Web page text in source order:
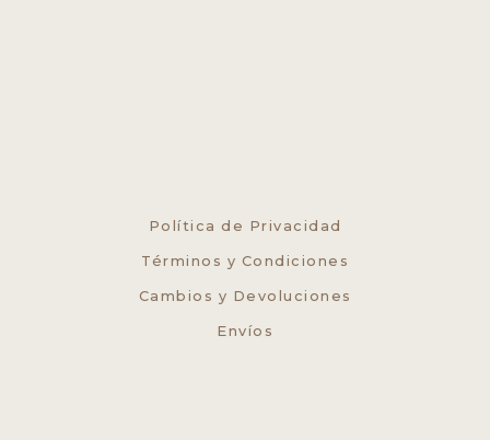
Política de Privacidad
Términos y Condiciones
Cambios y Devoluciones
Envíos